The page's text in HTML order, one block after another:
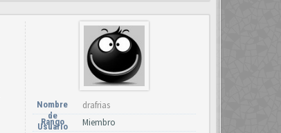
Nombre
de
Usuario
drafrias
Rango Miembro